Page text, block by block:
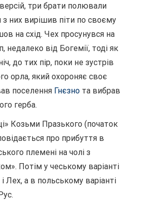
три брати полювали
них вирішив піти по своєму
на схід. Чех просунувся на
недалеко від Богемії, тоді як
до тих пір, поки не зустрів
орла, який охороняє своє
поселення Гнєзно та вибрав
герба.
Козьми Празького (початок
про прибуття в
племені на чолі з
Потім у чеському варіанті
Лех, а в польському варіанті